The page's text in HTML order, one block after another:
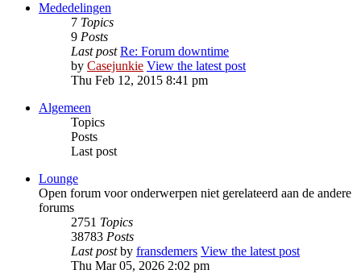
Mededelingen
7 Topics
9 Posts
Last post Re: Forum downtime
by Casejunkie View the latest post
Thu Feb 12, 2015 8:41 pm
Algemeen
Topics
Posts
Last post
Lounge
Open forum voor onderwerpen niet gerelateerd aan de andere
forums
2751 Topics
38783 Posts
Last postby fransdemers View the latest post
Thu Mar 05, 2026 2:02 pm